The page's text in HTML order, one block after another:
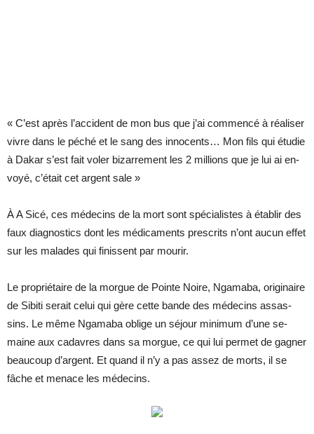
« C’est après l’ac­ci­dent de mon bus que j’ai com­mencé à réa­li­ser
vivre dans le pé­ché et le sang des in­no­cents… Mon fils qui étu­die
à Da­kar s’est fait vo­ler bi­zar­re­ment les 2 mil­lions que je lui ai en­
voyé, c’était cet ar­gent sale »
À A Sicé, ces mé­de­cins de la mort sont spé­cia­listes à éta­blir des
faux diag­nos­tics dont les mé­di­ca­ments pres­crits n’ont au­cun ef­fet
sur les ma­lades qui fi­nissent par mou­rir.
Le pro­prié­taire de la morgue de Pointe Noire, Nga­maba, ori­gi­naire
de Si­biti se­rait ce­lui qui gère cette bande des mé­de­cins as­sas­
sins. Le même Nga­maba oblige un sé­jour mi­ni­mum d’une se­
maine aux ca­davres dans sa morgue, ce qui lui per­met de ga­gner
beau­coup d’ar­gent. Et quand il n’y a pas as­sez de morts, il se
fâche et me­nace les mé­de­cins.